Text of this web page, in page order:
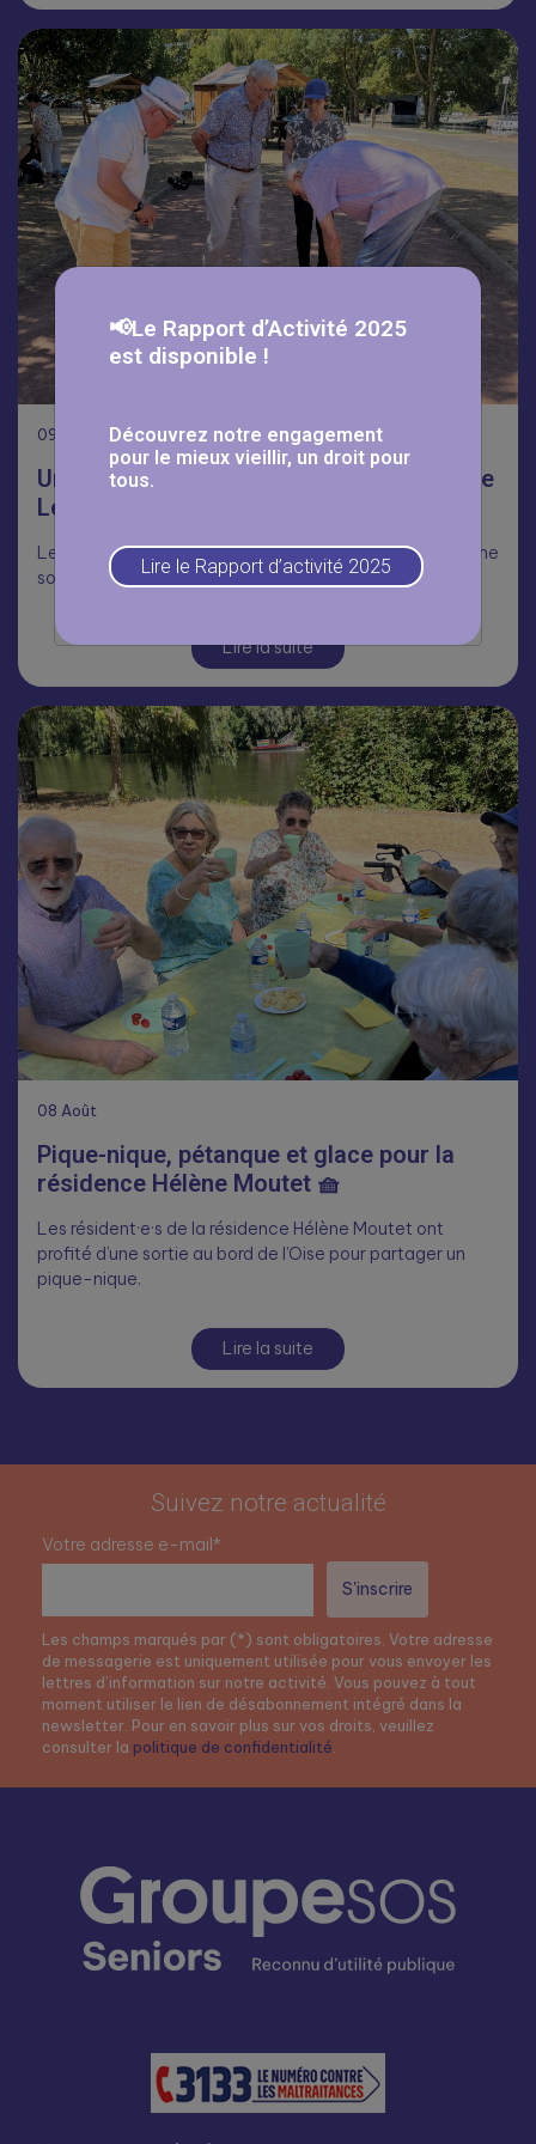
09
Une journée qui fait du bien à la résidence
Les Myosotis☀️
Les seniors de la résidence Les Mysostis ont profité d’une
sortie au bord de l’Oise.
Lire la suite
08 Août
Pique-nique, pétanque et glace pour la
résidence Hélène Moutet 🧺
Les résident·e·s de la résidence Hélène Moutet ont
profité d’une sortie au bord de l’Oise pour partager un
pique-nique.
Lire la suite
Suivez notre actualité
Votre adresse e-mail*
Les champs marqués par (*) sont obligatoires. Votre adresse
de messagerie est uniquement utilisée pour vous envoyer les
lettres d’information sur notre activité. Vous pouvez à tout
moment utiliser le lien de désabonnement intégré dans la
newsletter. Pour en savoir plus sur vos droits, veuillez
consulter la politique de confidentialité
📢Le Rapport d’Activité 2025
est disponible !
Découvrez notre engagement
pour le mieux vieillir, un droit pour
tous.
Lire le Rapport d’activité 2025